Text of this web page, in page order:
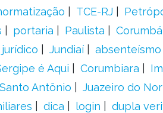
TCE-RJ
portaria Paulista Corumbá
Jundiaí
é Aqui Corumbiara
Antônio Juazeiro do
dica login dupla